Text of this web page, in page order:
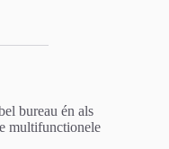
bureau én als
multifunctionele